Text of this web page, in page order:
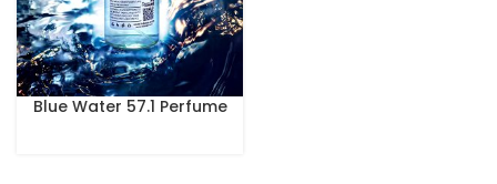
Blue Water 57.1 Perfume